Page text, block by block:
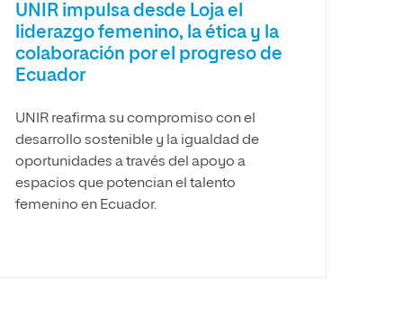
UNIR impulsa desde Loja el
liderazgo femenino, la ética y la
colaboración por el progreso de
Ecuador
UNIR reafirma su compromiso con el
desarrollo sostenible y la igualdad de
oportunidades a través del apoyo a
espacios que potencian el talento
femenino en Ecuador.